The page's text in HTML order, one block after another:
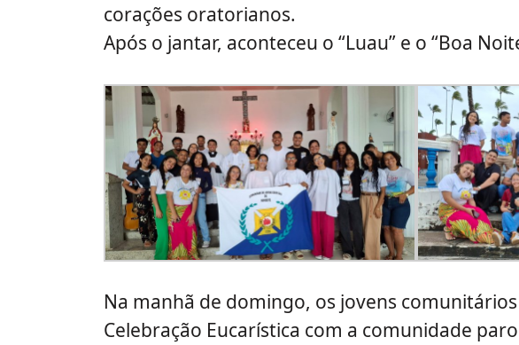
corações oratorianos.
Após o jantar, aconteceu o “Luau” e o “Boa
Na manhã de domingo, os jovens
Celebração Eucarística com a comunidade